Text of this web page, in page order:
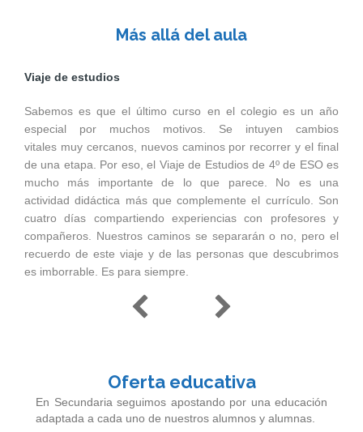
Más allá del aula
Viaje de estudios
Sabemos es que el último curso en el colegio es un año
especial por muchos motivos. Se intuyen cambios
vitales muy cercanos, nuevos caminos por recorrer y el final
de una etapa. Por eso, el Viaje de Estudios de 4º de ESO es
mucho más importante de lo que parece. No es una
actividad didáctica más que complemente el currículo. Son
cuatro días compartiendo experiencias con profesores y
compañeros. Nuestros caminos se separarán o no, pero el
recuerdo de este viaje y de las personas que descubrimos
es imborrable. Es para siempre.
Oferta educativa
En Secundaria seguimos apostando por una educación
adaptada a cada uno de nuestros alumnos y alumnas.